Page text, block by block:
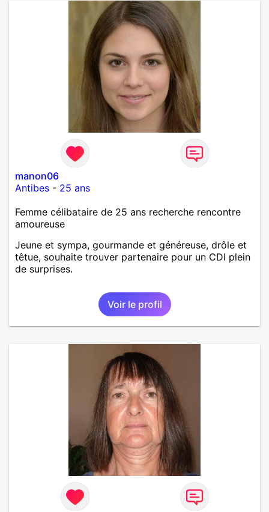
en ai marre je veux partagé et rigoler
manon06
Antibes - 25 ans
Femme célibataire de 25 ans recherche rencontre
amoureuse
Jeune et sympa, gourmande et généreuse, drôle et
têtue, souhaite trouver partenaire pour un CDI plein
de surprises.
Voir le profil